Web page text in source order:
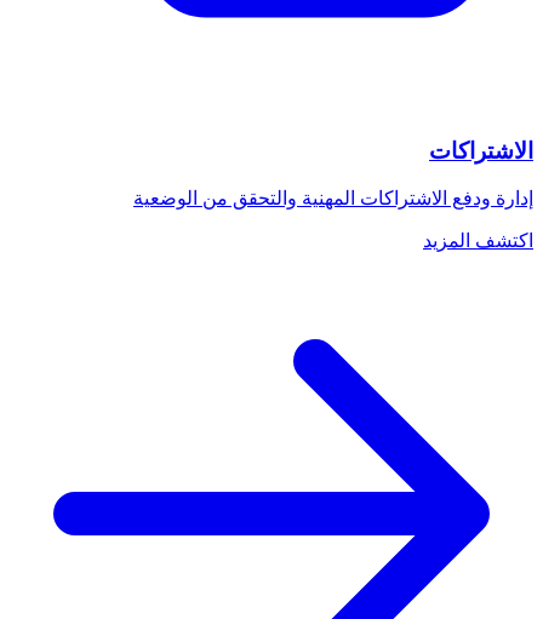
الاشتراكات
إدارة ودفع الاشتراكات المهنية والتحقق من الوضعية
اكتشف المزيد